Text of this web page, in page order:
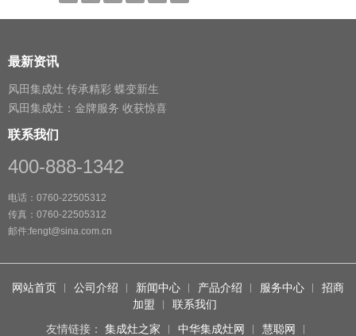
最新资讯
风田集成灶 传承精彩 蝶变新生
风田集成灶：金牌服务 收获惊喜
联系我们
400-888-1342
电话：0760-22505312
传真：0760-22505312
邮件:fengt@sina.com.cn
网站首页 ︱ 公司介绍 ︱ 新闻中心 ︱ 产品介绍 ︱ 服务中心 ︱ 招商
加盟 ︱ 联系我们
友情链接：
集成灶之家 ︱ 中华集成灶网 ︱ 慧聪网 ︱